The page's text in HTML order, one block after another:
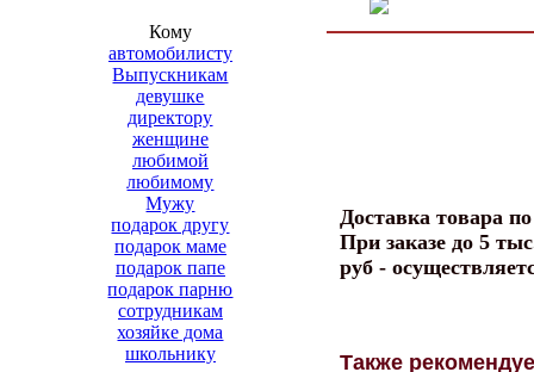
Кому
автомобилисту
Выпускникам
девушке
директору
женщине
любимой
любимому
Мужу
подарок другу
подарок маме
подарок папе
подарок парню
сотрудникам
хозяйке дома
школьнику
Доставка товара
При заказе до 5
руб -
Также